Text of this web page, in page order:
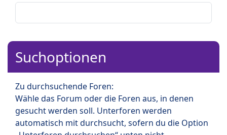
Suchoptionen
Zu durchsuchende Foren:
Wähle das Forum oder die Foren aus, in denen
gesucht werden soll. Unterforen werden
automatisch mit durchsucht, sofern du die Option